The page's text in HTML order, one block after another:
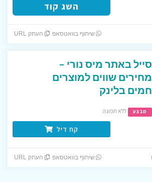
השג קוד
שיתוף בוואטסאפ העתק URL
סייל באתר מיס נורי –
מחירים שווים למוצרים
חמים בלינק
מבצע ללא תפוגה
קח דיל
שיתוף בוואטסאפ העתק URL